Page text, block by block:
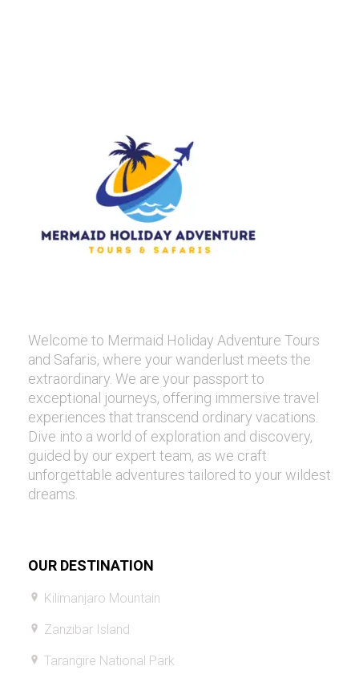
Welcome to Mermaid Holiday Adventure Tours
and Safaris, where your wanderlust meets the
extraordinary. We are your passport to
exceptional journeys, offering immersive travel
experiences that transcend ordinary vacations.
Dive into a world of exploration and discovery,
guided by our expert team, as we craft
unforgettable adventures tailored to your wildest
dreams.
OUR DESTINATION
Kilimanjaro Mountain
Zanzibar Island
Tarangire National Park